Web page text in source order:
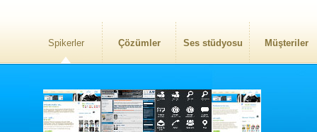
Spikerler Çözümler Ses stüdyosu Müşteriler